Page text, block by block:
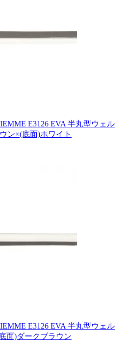
E3126 EVA 半丸型ウェル
ン×(底面)ホワイト
E3126 EVA 半丸型ウェル
面)ダークブラウン